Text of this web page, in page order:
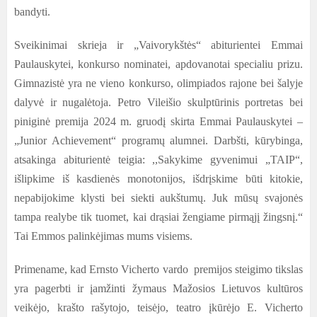
bandyti.
Sveikinimai skrieja ir „Vaivorykštės“ abiturientei Emmai
Paulauskytei, konkurso nominatei, apdovanotai specialiu prizu.
Gimnazistė yra ne vieno konkurso, olimpiados rajone bei šalyje
dalyvė ir nugalėtoja. Petro Vileišio skulptūrinis portretas bei
piniginė premija 2024 m. gruodį skirta Emmai Paulauskytei –
„Junior Achievement“ programų alumnei.Darbšti, kūrybinga,
atsakinga abiturientė teigia: ,,Sakykime gyvenimui „TAIP“,
išlipkime iš kasdienės monotonijos, išdrįskime būti kitokie,
nepabijokime klysti bei siekti aukštumų. Juk mūsų svajonės
tampa realybe tik tuomet, kai drąsiai žengiame pirmąjį žingsnį.“
Tai Emmos palinkėjimas mums visiems.
Primename, kad Ernsto Vicherto vardo premijos steigimo tikslas
yra pagerbti ir įamžinti žymaus Mažosios Lietuvos kultūros
veikėjo, krašto rašytojo, teisėjo, teatro įkūrėjo E. Vicherto